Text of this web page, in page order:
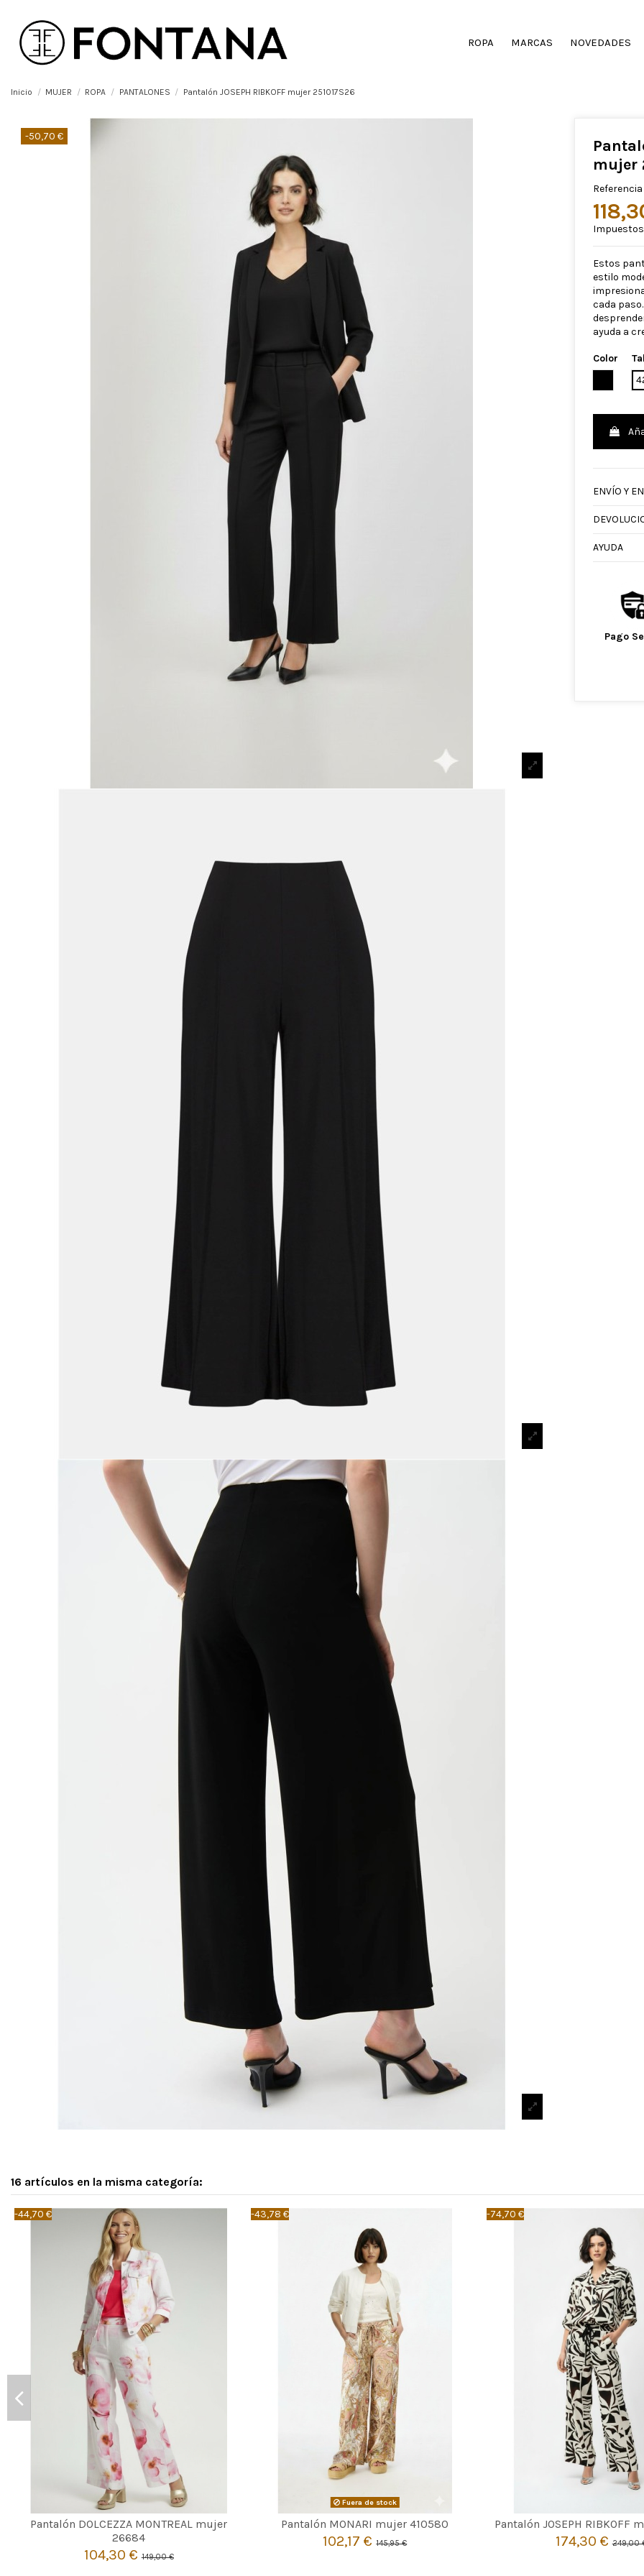
ROPA MARCAS NOVEDADES
Inicio MUJER ROPA PANTALONES Pantalón JOSEPH RIBKOFF mujer 251017S26
-50,70 €
mujer
Referencia
Estos
estilo
cada
ayuda a
Color
ENVÍO Y
AYUDA
Pago
16 artículos en la misma categoría:
-44,70 €
Pantalón DOLCEZZA MONTREAL mujer
26684
104,30 €149,00 €
BLANCO
XL
 Añadir al carrito
-43,78 €
Fuera de stock
Pantalón MONARI mujer 410580
102,17 €145,95 €
 Agotado
-74,70 €
Pantalón JOSEPH RIBKOFF
174,30 €249,00
MARRON
40 42
 Añadir al